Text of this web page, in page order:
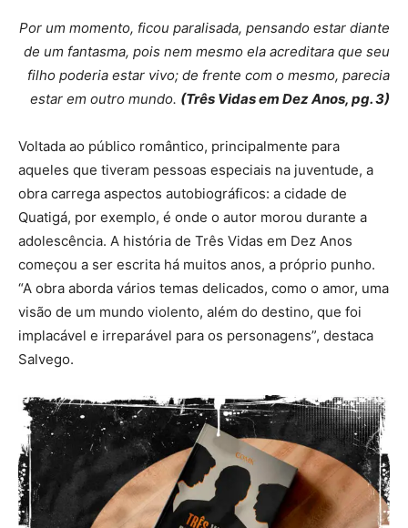
Por um momento, ficou paralisada, pensando estar diante
de um fantasma, pois nem mesmo ela acreditara que seu
filho poderia estar vivo; de frente com o mesmo, parecia
estar em outro mundo. (Três Vidas em Dez Anos, pg. 3)
Voltada ao público romântico, principalmente para
aqueles que tiveram pessoas especiais na juventude, a
obra carrega aspectos autobiográficos: a cidade de
Quatigá, por exemplo, é onde o autor morou durante a
adolescência. A história de Três Vidas em Dez Anos
começou a ser escrita há muitos anos, a próprio punho.
“A obra aborda vários temas delicados, como o amor, uma
visão de um mundo violento, além do destino, que foi
implacável e irreparável para os personagens”, destaca
Salvego.